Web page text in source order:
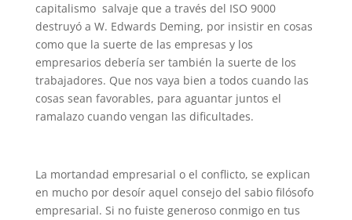
capitalismo salvaje que a través del ISO 9000
destruyó a W. Edwards Deming, por insistir en cosas
como que la suerte de las empresas y los
empresarios debería ser también la suerte de los
trabajadores. Que nos vaya bien a todos cuando las
cosas sean favorables, para aguantar juntos el
ramalazo cuando vengan las dificultades.
La mortandad empresarial o el conflicto, se explican
en mucho por desoír aquel consejo del sabio filósofo
empresarial. Si no fuiste generoso conmigo en tus